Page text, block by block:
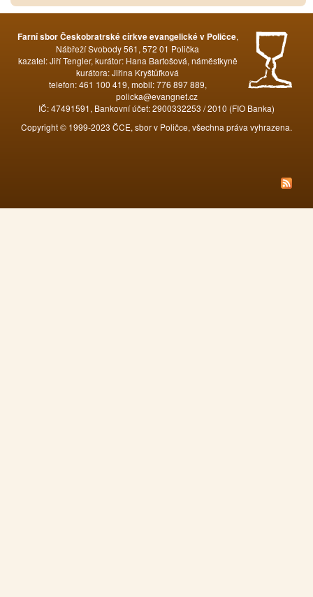
Farní sbor Českobratrské církve evangelické v Poličce,
Nábřeží Svobody 561, 572 01 Polička
kazatel: Jiří Tengler, kurátor: Hana Bartošová, náměstkyně
kurátora: Jiřina Kryštůfková
telefon: 461 100 419, mobil: 776 897 889,
policka@evangnet.cz
IČ: 47491591, Bankovní účet: 2900332253 / 2010 (FIO Banka)
Copyright © 1999-2023 ČCE, sbor v Poličce, všechna práva vyhrazena.